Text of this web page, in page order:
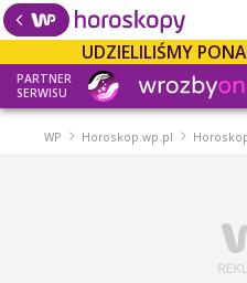
UDZIELILIŚMY
PARTNER
SERWISU
WP Horoskop.wp.pl